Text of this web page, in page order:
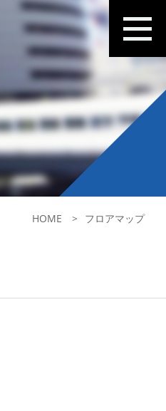
HOME フロアマップ